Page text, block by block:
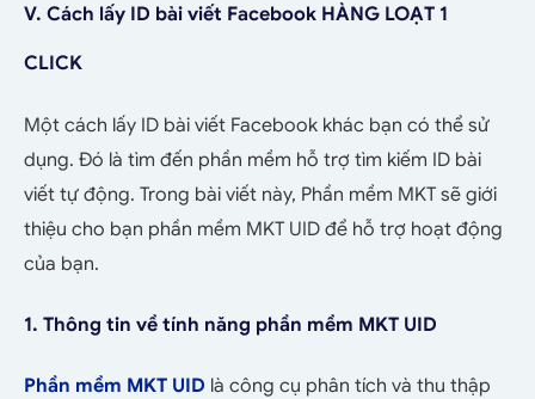
V. Cách lấy ID bài viết Facebook HÀNG LOẠT 1
CLICK
Một cách lấy ID bài viết Facebook khác bạn có thể sử
dụng. Đó là tìm đến phần mềm hỗ trợ tìm kiếm ID bài
viết tự động. Trong bài viết này, Phần mềm MKT sẽ giới
thiệu cho bạn phần mềm MKT UID để hỗ trợ hoạt động
của bạn.
1. Thông tin về tính năng phần mềm MKT UID
Phần mềm MKT UID là công cụ phân tích và thu thập